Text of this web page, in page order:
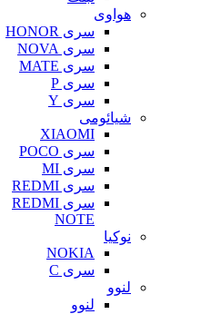
هواوی
سری HONOR
سری NOVA
سری MATE
سری P
سری Y
شیائومی
XIAOMI
سری POCO
سری MI
سری REDMI
سری REDMI
NOTE
نوکیا
NOKIA
سری C
لنوو
لنوو